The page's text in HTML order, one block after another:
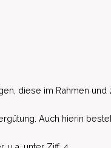
diese im Rahmen
Auch hierin